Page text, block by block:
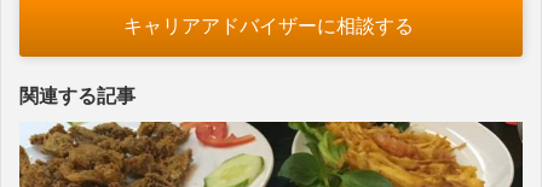
キャリアアドバイザーに相談する
関連する記事